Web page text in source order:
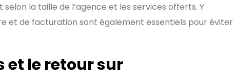
la taille de l’agence et les services offerts. Y
et de facturation sont également essentiels pour éviter
et le retour sur